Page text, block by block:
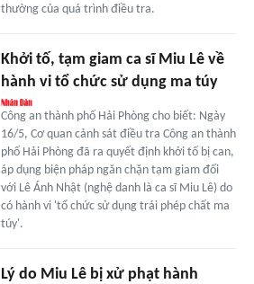
thường của quá trình điều tra.
Khởi tố, tạm giam ca sĩ Miu Lê về
hành vi tổ chức sử dụng ma túy
Công an thành phố Hải Phòng cho biết: Ngày
16/5, Cơ quan cảnh sát điều tra Công an thành
phố Hải Phòng đã ra quyết định khởi tố bị can,
áp dụng biện pháp ngăn chặn tạm giam đối
với Lê Ánh Nhật (nghệ danh là ca sĩ Miu Lê) do
có hành vi 'tổ chức sử dụng trái phép chất ma
túy'.
Lý do Miu Lê bị xử phạt hành